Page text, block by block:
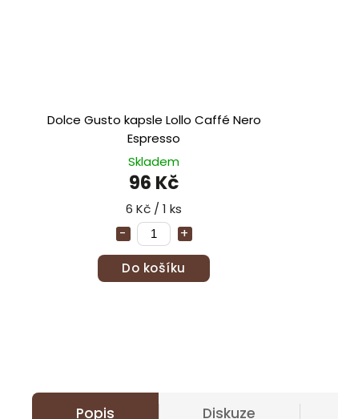
Dolce Gusto kapsle Lollo Caffé Nero
Espresso
Skladem
96 Kč
6 Kč / 1 ks
Do košíku
Popis Diskuze